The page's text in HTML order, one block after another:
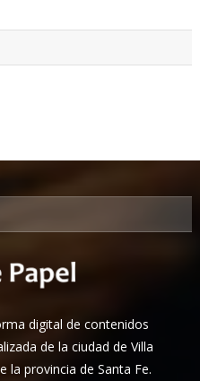
digital de contenidos
de la ciudad de Villa
la provincia de Santa Fe.